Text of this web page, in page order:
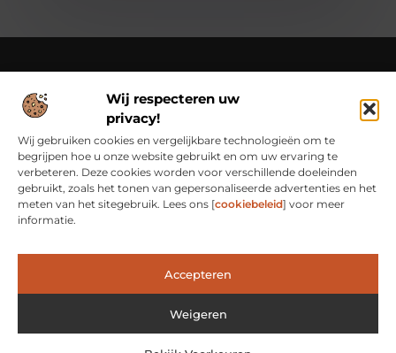
Wij respecteren uw
privacy!
Wij gebruiken cookies en vergelijkbare technologieën om te
begrijpen hoe u onze website gebruikt en om uw ervaring te
verbeteren. Deze cookies worden voor verschillende doeleinden
gebruikt, zoals het tonen van gepersonaliseerde advertenties en het
meten van het sitegebruik. Lees ons [cookiebeleid] voor meer
informatie.
Accepteren
Weigeren
Over Class Actions
Classactions.nl – Van dagelijkse inspiratie tot bijzondere
verhalen.
Verken artikelen en blogs die je informeren,
inspireren en bewust maken van alles wat er speelt in de
wereld.
Bericht categorie